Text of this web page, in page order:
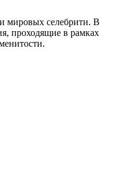
мировых селебрити. В
проходящие в рамках